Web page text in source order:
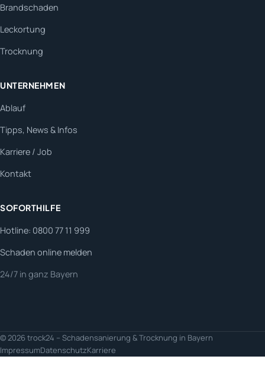
Brandschaden
Leckortung
Trocknung
UNTERNEHMEN
Ablauf
Tipps, News & Infos
Karriere / Job
Kontakt
SOFORTHILFE
Hotline: 0800 77 11 999
Schaden online melden
24/7 in ganz Bayern
© 2026 trock24 – Schadensanierung & Trocknung in Bayern
ImpressumDatenschutzKarriere